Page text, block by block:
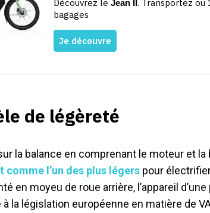
de légèreté
la balance en comprenant le moteur et la
comme l’un des plus légers pour
en moyeu de roue arrière, l’appareil
la législation européenne en matière de